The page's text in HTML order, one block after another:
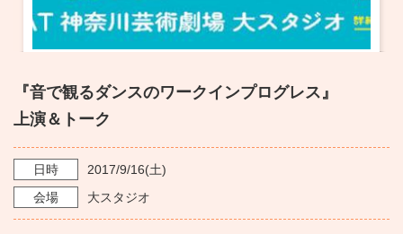
『音で観るダンスのワークインプログレス』
上演＆トーク
日時 2017/9/16(土)
会場
大スタジオ